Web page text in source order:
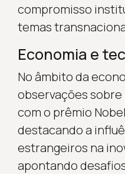
compromisso
temas
Economia e
No âmbito da
observações sobre
com o prêmio
destacando a
estrangeiros na
apontando